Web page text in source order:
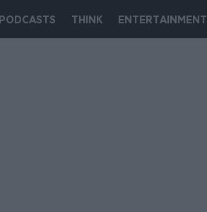
PODCASTS THINK ENTERTAINMENT